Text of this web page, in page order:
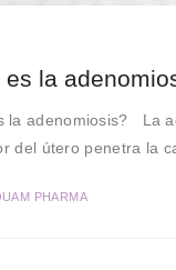
es la
la adenomiosis? La
del útero penetra la
PHARMA